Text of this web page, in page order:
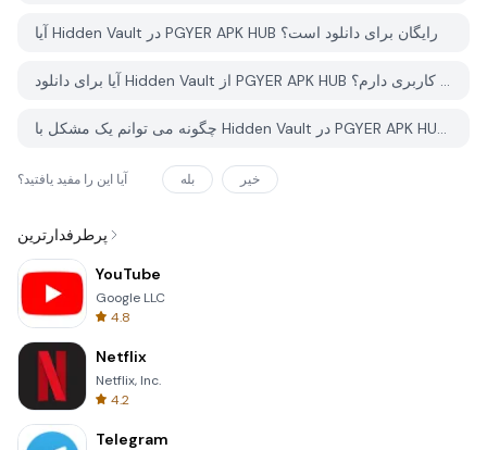
آیا Hidden Vault در PGYER APK HUB رایگان برای دانلود است؟
آیا برای دانلود Hidden Vault از PGYER APK HUB نیاز به حساب کاربری دارم؟
چگونه می توانم یک مشکل با Hidden Vault در PGYER APK HUB گزارش دهم؟
آیا این را مفید یافتید؟ بله خیر
پرطرفدارترین
YouTube
Google LLC
4.8
Netflix
Netflix, Inc.
4.2
Telegram